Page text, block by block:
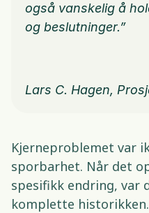
også vanskelig å
og beslutninger.”
Lars C. Hagen,
Kjerneproblemet var
sporbarhet. Når det
spesifikk endring, var
komplette